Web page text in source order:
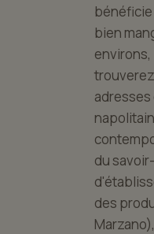
bénéficie
bien
environs,
du
des